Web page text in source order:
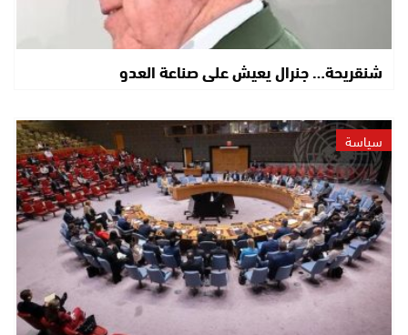
شنقريحة… جنرال يعيش على صناعة العدو
سياسة